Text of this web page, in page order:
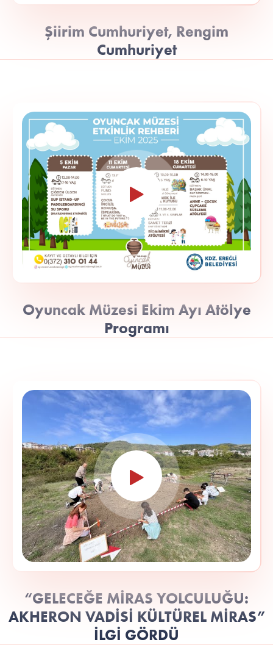
Şiirim Cumhuriyet, Rengim
Cumhuriyet
Oyuncak Müzesi Ekim Ayı Atölye
Programı
“GELECEĞE MİRAS YOLCULUĞU:
AKHERON VADİSİ KÜLTÜREL MİRAS”
İLGİ GÖRDÜ